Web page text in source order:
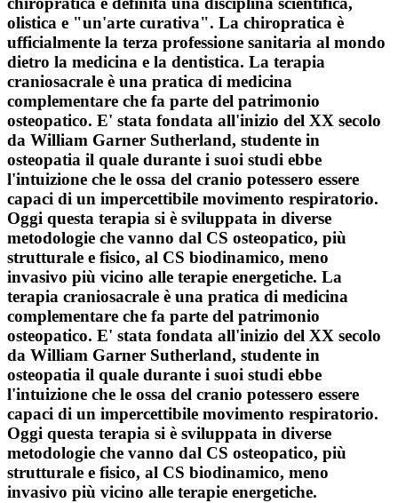
olistica e "un'arte curativa". La chiropratica è
ufficialmente la terza professione sanitaria al mondo
dietro la medicina e la dentistica. La terapia
craniosacrale è una pratica di medicina
complementare che fa parte del patrimonio
osteopatico. E' stata fondata all'inizio del XX secolo
da William Garner Sutherland, studente in
osteopatia il quale durante i suoi studi ebbe
l'intuizione che le ossa del cranio potessero essere
capaci di un impercettibile movimento respiratorio.
Oggi questa terapia si è sviluppata in diverse
metodologie che vanno dal CS osteopatico, più
strutturale e fisico, al CS biodinamico, meno
invasivo più vicino alle terapie energetiche. La
terapia craniosacrale è una pratica di medicina
complementare che fa parte del patrimonio
osteopatico. E' stata fondata all'inizio del XX secolo
da William Garner Sutherland, studente in
osteopatia il quale durante i suoi studi ebbe
l'intuizione che le ossa del cranio potessero essere
capaci di un impercettibile movimento respiratorio.
Oggi questa terapia si è sviluppata in diverse
metodologie che vanno dal CS osteopatico, più
strutturale e fisico, al CS biodinamico, meno
invasivo più vicino alle terapie energetiche.